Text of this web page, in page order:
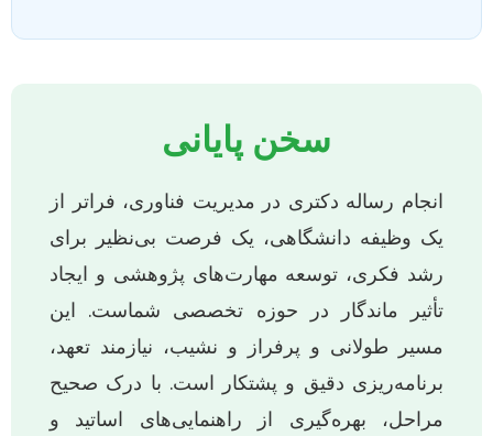
سخن پایانی
انجام رساله دکتری در مدیریت فناوری، فراتر از
یک وظیفه دانشگاهی، یک فرصت بی‌نظیر برای
رشد فکری، توسعه مهارت‌های پژوهشی و ایجاد
تأثیر ماندگار در حوزه تخصصی شماست. این
مسیر طولانی و پرفراز و نشیب، نیازمند تعهد،
برنامه‌ریزی دقیق و پشتکار است. با درک صحیح
مراحل، بهره‌گیری از راهنمایی‌های اساتید و